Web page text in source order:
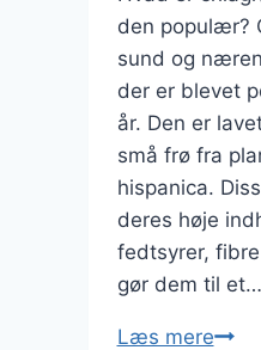
den populær?
sund og
der er blevet
år. Den er
små frø fra
hispanica.
deres høje
fedtsyrer,
gør dem til et…
Læs mere